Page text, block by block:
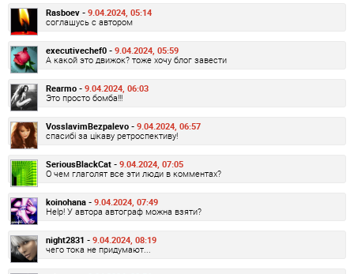
Rasboev - 9.04.2024, 05:14
соглашусь с автором
executivechef0 - 9.04.2024, 05:59
А какой это движок? тоже хочу блог завести
Rearmo - 9.04.2024, 06:03
Это просто бомба!!!
VosslavimBezpalevo - 9.04.2024, 06:57
спасибі за цікаву ретроспективу!
SeriousBlackCat - 9.04.2024, 07:05
О чем глаголят все эти люди в комментах?
koinohana - 9.04.2024, 07:49
Help! У автора автограф можна взяти?
night2831 - 9.04.2024, 08:19
чего тока не придумают...